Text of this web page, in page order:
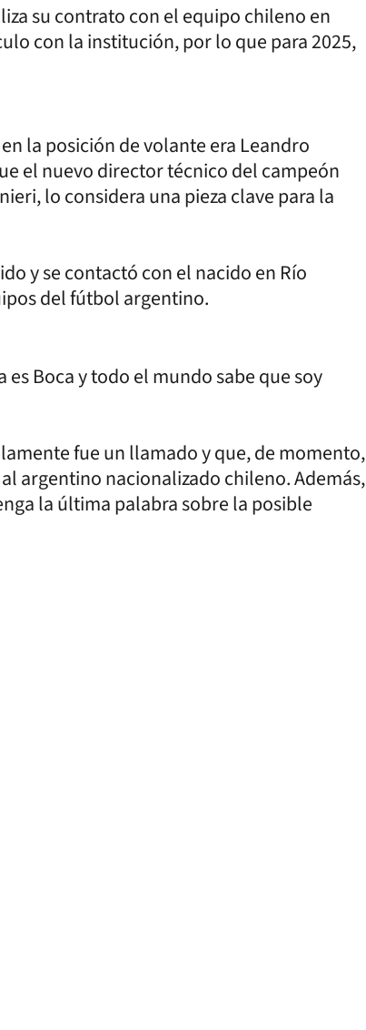
su contrato con el equipo chileno en
con la institución, por lo que para 2025,
la posición de volante era Leandro
el nuevo director técnico del campeón
lo considera una pieza clave para la
y se contactó con el nacido en Río
del fútbol argentino.
Boca y todo el mundo sabe que soy
fue un llamado y que, de momento,
argentino nacionalizado chileno. Además,
la última palabra sobre la posible